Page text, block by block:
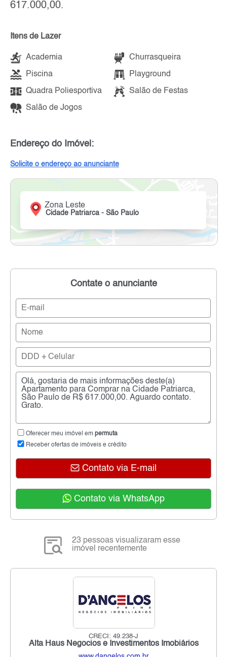
617.000,00.
Itens de Lazer
Academia Churrasqueira
Piscina Playground
Quadra Poliesportiva Salão de Festas
Salão de Jogos
Endereço do Imóvel:
Solicite o endereço ao anunciante
Zona Leste
Cidade Patriarca - São Paulo
Contate o anunciante
Oferecer meu imóvel em permuta
Receber ofertas de imóveis e crédito
Contato via E-mail
Contato via WhatsApp
23 pessoas visualizaram esse
imóvel recentemente
CRECI: 49.238-J
Alta Haus Negocios e Investimentos Imobiários